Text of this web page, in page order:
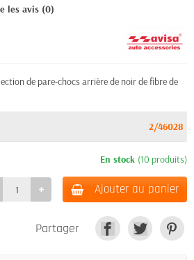
les avis (0)
de pare-chocs arrière de noir de fibre de
2/46028
En stock (10 produits)
Ajouter au panier
Partager